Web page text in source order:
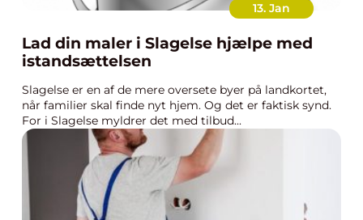
13. Jan
Lad din maler i Slagelse hjælpe med
istandsættelsen
Slagelse er en af de mere oversete byer på landkortet,
når familier skal finde nyt hjem. Og det er faktisk synd.
For i Slagelse myldrer det med tilbud...